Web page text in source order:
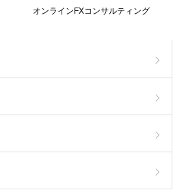
オンラインFXコンサルティング